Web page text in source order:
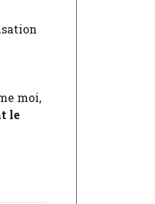
moi,
le